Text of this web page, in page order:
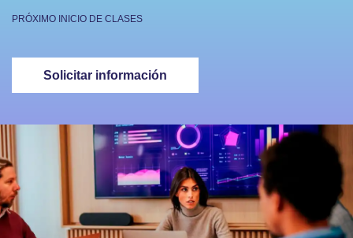
PRÓXIMO INICIO DE CLASES
Solicitar información